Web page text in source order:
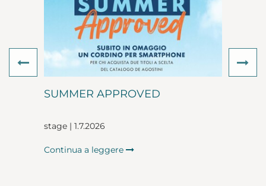
SUMMER APPROVED
stage | 1.7.2026
Continua a leggere
Previous